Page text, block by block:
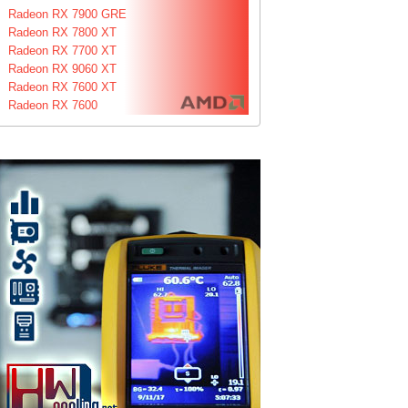
Radeon RX 7900 GRE
Radeon RX 7800 XT
Radeon RX 7700 XT
Radeon RX 9060 XT
Radeon RX 7600 XT
Radeon RX 7600